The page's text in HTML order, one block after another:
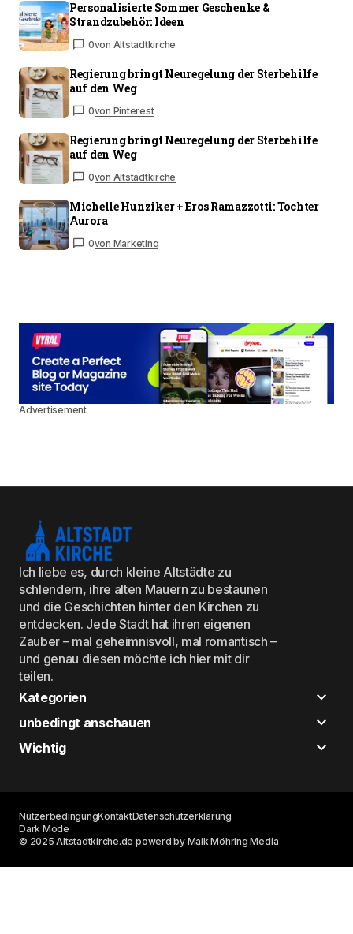
Personalisierte Sommer Geschenke &
Strandzubehör: Ideen
0von Altstadtkirche
Regierung bringt Neuregelung der Sterbehilfe
auf den Weg
0von Pinterest
Regierung bringt Neuregelung der Sterbehilfe
auf den Weg
0von Altstadtkirche
Michelle Hunziker + Eros Ramazzotti: Tochter
Aurora
0von Marketing
Advertisement
Ich liebe es, durch kleine Altstädte zu
schlendern, ihre alten Mauern zu bestaunen
und die Geschichten hinter den Kirchen zu
entdecken. Jede Stadt hat ihren eigenen
Zauber – mal geheimnisvoll, mal romantisch –
und genau diesen möchte ich hier mit dir
teilen.
Kategorien
unbedingt anschauen
Wichtig
© 2025 Altstadtkirche.de powerd by Maik Möhring Media
NutzerbedingungKontaktDatenschutzerklärung
Dark Mode